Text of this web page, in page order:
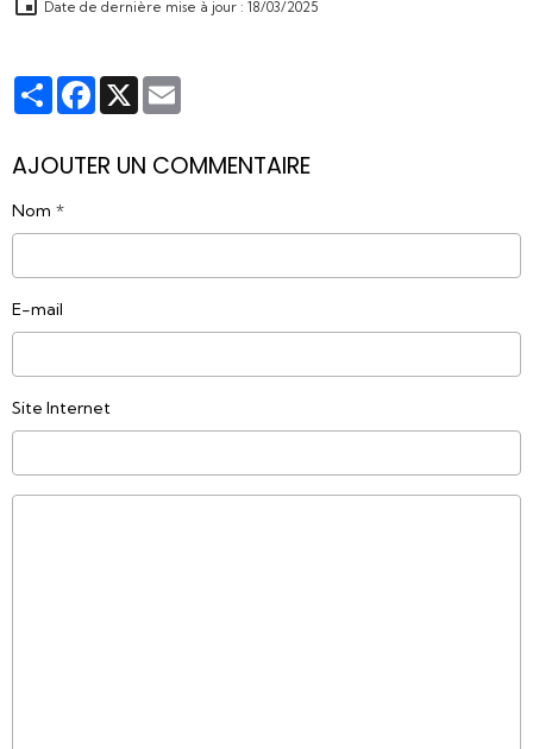
Date de dernière mise à jour : 18/03/2025
PartagerFacebook
X
AJOUTER UN COMMENTAIRE
Nom
E-mail
Site Internet